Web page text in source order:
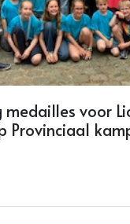
medailles voor
Provinciaal